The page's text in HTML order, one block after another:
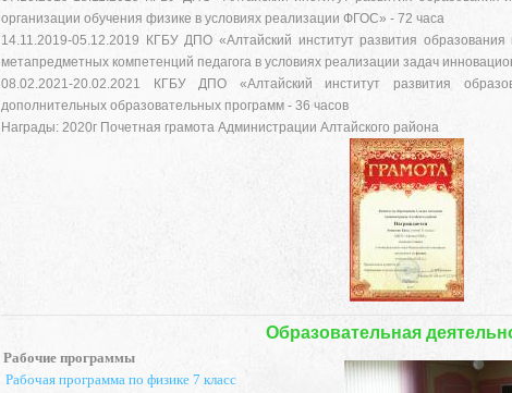
организации обучения физике в условиях реализации ФГОС» - 72 часа
14.11.2019-05.12.2019 КГБУ ДПО «Алтайский институт развития
метапредметных компетенций педагога в условиях реализации задач
08.02.2021-20.02.2021 КГБУ ДПО «Алтайский институт развития
дополнительных образовательных программ - 36 часов
Награды: 2020г Почетная грамота Администрации Алтайского района
Образовательная
Рабочие программы
Рабочая программа по физике 7 класс